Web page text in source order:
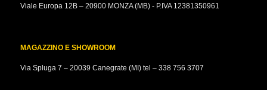
Viale Europa 12B – 20900 MONZA (MB) - P.IVA 12381350961
MAGAZZINO E SHOWROOM
Via Spluga 7 – 20039 Canegrate (MI) tel – 338 756 3707